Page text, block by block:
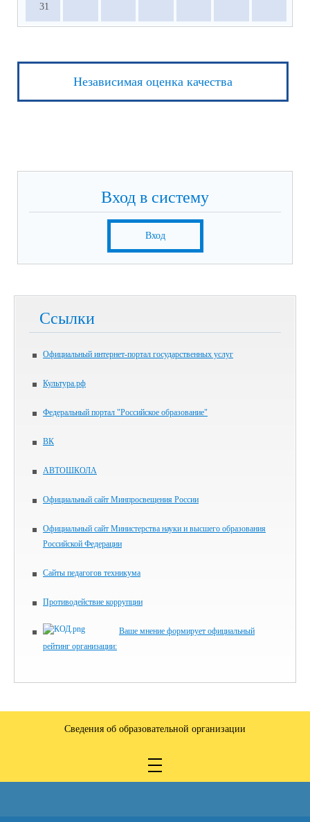
31
Независимая оценка качества
Вход в систему
Вход
Ссылки
Официальный интернет-портал государственных услуг
Культура.рф
Федеральный портал "Российское образование"
ВК
АВТОШКОЛА
Официальный сайт Минпросвещения России
Официальный сайт Министерства науки и высшего образования
Российской Федерации
Сайты педагогов техникума
Противодействие коррупции
Ваше мнение формирует официальный
рейтинг организации:
Сведения об образовательной организации